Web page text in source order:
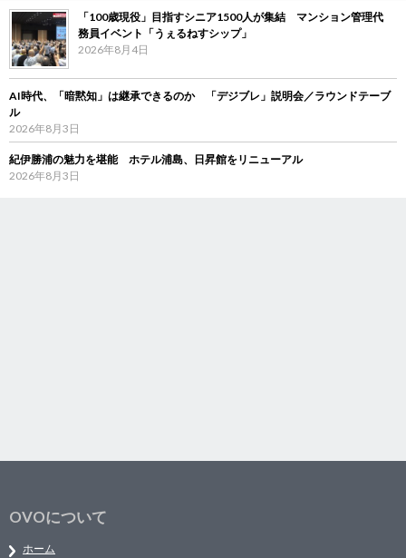
「100歳現役」目指すシニア1500人が集結 マンション管理代
務員イベント「うぇるねすシップ」
2026年8月4日
AI時代、「暗黙知」は継承できるのか 「デジブレ」説明会／ラウンドテーブ
ル
2026年8月3日
紀伊勝浦の魅力を堪能 ホテル浦島、日昇館をリニューアル
2026年8月3日
OVOについて
ホーム